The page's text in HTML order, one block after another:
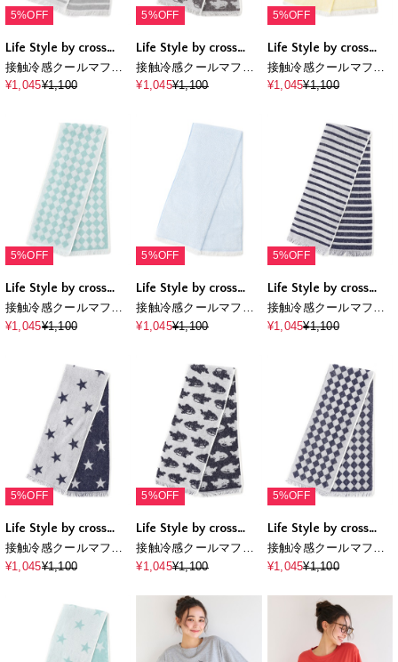
5%OFF
Life Style by cross
marche
接触冷感クールマフラ
ータオル
¥1,045¥1,100
5%OFF
Life Style by cross
marche
接触冷感クールマフラ
ータオル
¥1,045¥1,100
5%OFF
Life Style by cross
marche
接触冷感クールマフラ
ータオル
¥1,045¥1,100
5%OFF
Life Style by cross
marche
接触冷感クールマフラ
ータオル
¥1,045¥1,100
5%OFF
Life Style by cross
marche
接触冷感クールマフラ
ータオル
¥1,045¥1,100
5%OFF
Life Style by cross
marche
接触冷感クールマフラ
ータオル
¥1,045¥1,100
5%OFF
Life Style by cross
marche
接触冷感クールマフラ
ータオル
¥1,045¥1,100
5%OFF
Life Style by cross
marche
接触冷感クールマフラ
ータオル
¥1,045¥1,100
5%OFF
Life Style by cross
marche
接触冷感クールマフラ
ータオル
¥1,045¥1,100